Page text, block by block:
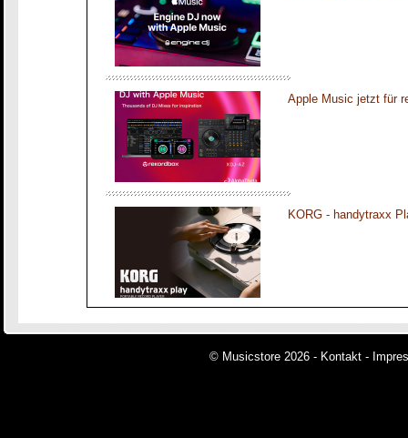
Apple Music jetzt für
KORG - handytraxx
© Musicstore 2026 - Kontakt -